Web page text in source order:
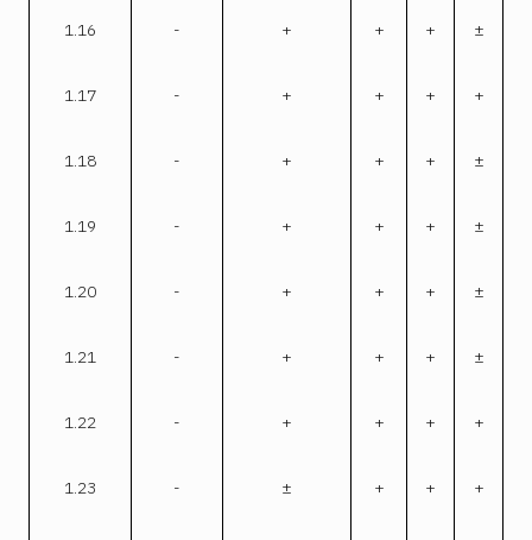
1.16 - + + + ±
1.17 - + + + +
1.18 - + + + ±
1.19 - + + + ±
1.20 - + + + ±
1.21 - + + + ±
1.22 - + + + +
1.23 - ± + + +